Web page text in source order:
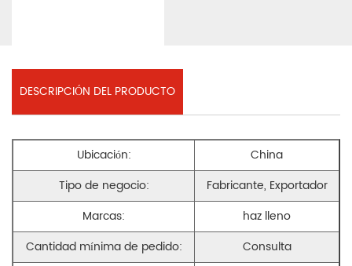
DESCRIPCIÓN DEL PRODUCTO
Ubicación:
China
Tipo de negocio:
Fabricante, Exportador
Marcas:
haz lleno
Cantidad mínima de pedido:
Consulta